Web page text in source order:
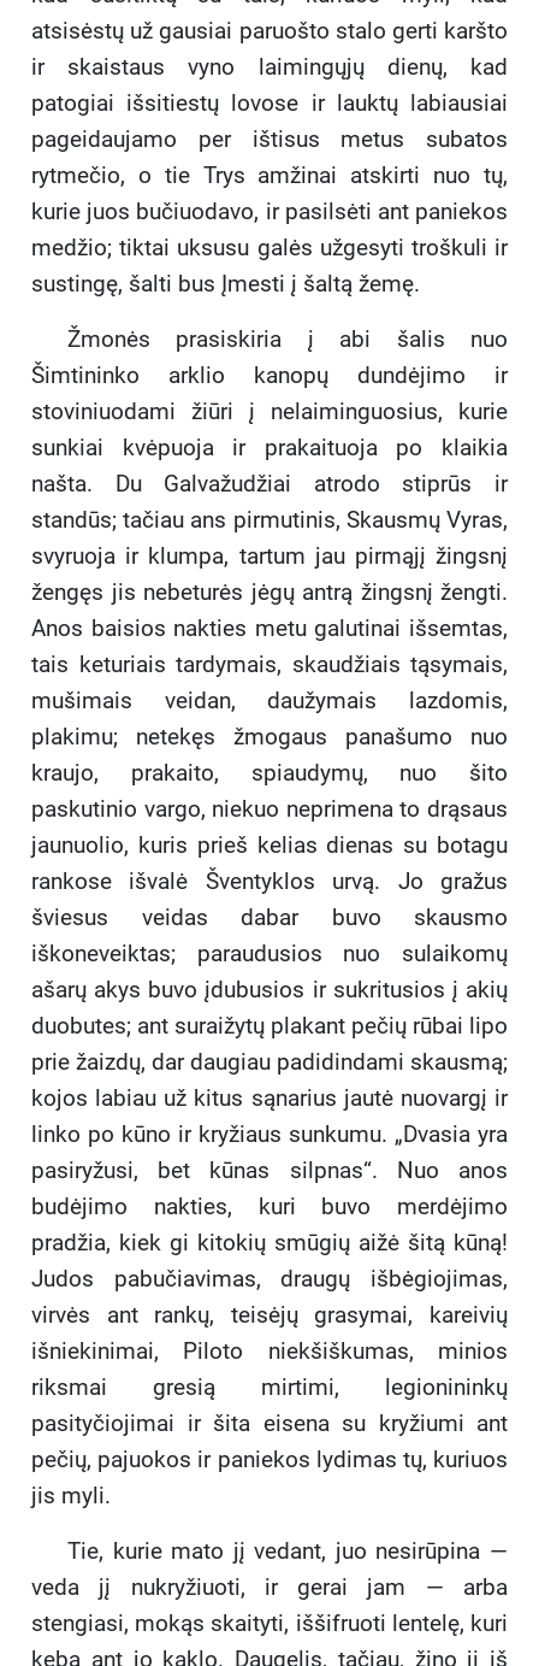
atsisėstų už gausiai paruošto stalo gerti karšto
ir skaistaus vyno laimingųjų dienų, kad
patogiai išsitiestų lovose ir lauktų labiausiai
pageidaujamo per ištisus metus subatos
rytmečio, o tie Trys amžinai atskirti nuo tų,
kurie juos bučiuodavo, ir pasilsėti ant paniekos
medžio; tiktai uksusu galės užgesyti troškuli ir
sustingę, šalti bus Įmesti į šaltą žemę.
Žmonės prasiskiria į abi šalis nuo
Šimtininko arklio kanopų dundėjimo ir
stoviniuodami žiūri į nelaiminguosius, kurie
sunkiai kvėpuoja ir prakaituoja po klaikia
našta. Du Galvažudžiai atrodo stiprūs ir
standūs; tačiau ans pirmutinis, Skausmų Vyras,
svyruoja ir klumpa, tartum jau pirmąjį žingsnį
žengęs jis nebeturės jėgų antrą žingsnį žengti.
Anos baisios nakties metu galutinai išsemtas,
tais keturiais tardymais, skaudžiais tąsymais,
mušimais veidan, daužymais lazdomis,
plakimu; netekęs žmogaus panašumo nuo
kraujo, prakaito, spiaudymų, nuo šito
paskutinio vargo, niekuo neprimena to drąsaus
jaunuolio, kuris prieš kelias dienas su botagu
rankose išvalė Šventyklos urvą. Jo gražus
šviesus veidas dabar buvo skausmo
iškoneveiktas; paraudusios nuo sulaikomų
ašarų akys buvo įdubusios ir sukritusios į akių
duobutes; ant suraižytų plakant pečių rūbai lipo
prie žaizdų, dar daugiau padidindami skausmą;
kojos labiau už kitus sąnarius jautė nuovargį ir
linko po kūno ir kryžiaus sunkumu. „Dvasia yra
pasiryžusi, bet kūnas silpnas“. Nuo anos
budėjimo nakties, kuri buvo merdėjimo
pradžia, kiek gi kitokių smūgių aižė šitą kūną!
Judos pabučiavimas, draugų išbėgiojimas,
virvės ant rankų, teisėjų grasymai, kareivių
išniekinimai, Piloto niekšiškumas, minios
riksmai gresią mirtimi, legionininkų
pasityčiojimai ir šita eisena su kryžiumi ant
pečių, pajuokos ir paniekos lydimas tų, kuriuos
jis myli.
Tie, kurie mato jį vedant, juo nesirūpina —
veda jį nukryžiuoti, ir gerai jam — arba
stengiasi, mokąs skaityti, iššifruoti lentelę, kuri
kebą ant jo kaklo. Daugelis, tačiau, žino jį iš